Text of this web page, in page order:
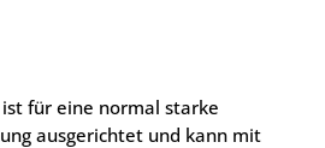
ist für eine normal starke
ausgerichtet und kann mit